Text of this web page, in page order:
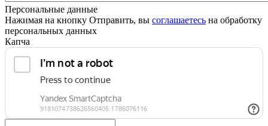
Персональные данные
Нажимая на кнопку Отправить, вы соглашаетесь на обработку
персональных данных
Капча